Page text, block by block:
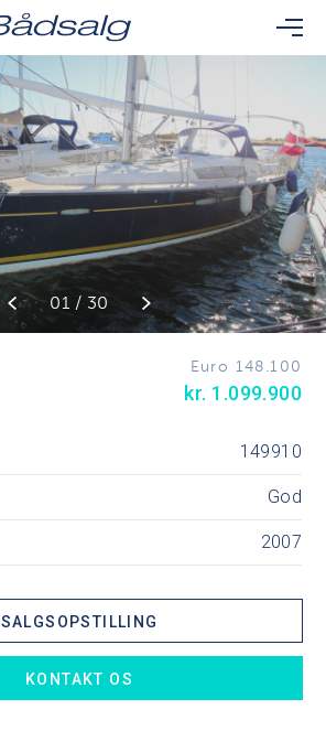
01 / 30
Euro 148.100
kr. 1.099.900
149910
God
2007
SALGSOPSTILLING
KONTAKT OS